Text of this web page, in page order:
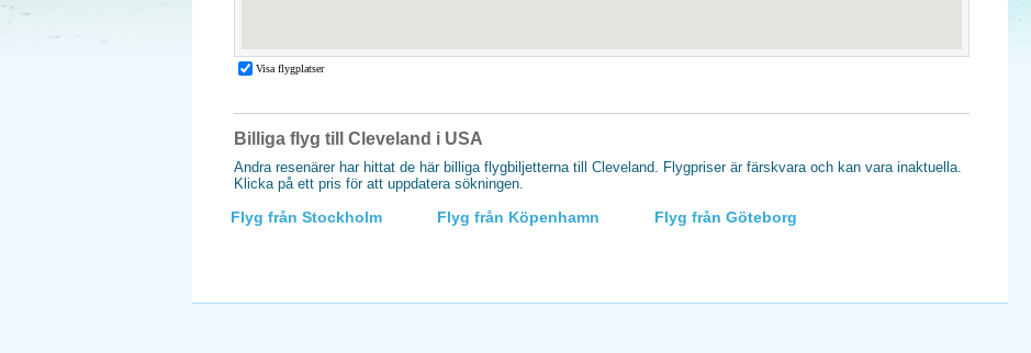
Billiga flyg till Cleveland i USA
Andra resenärer har hittat de här billiga flygbiljetterna till Cleveland. Flygpriser är färskvara och kan vara inaktuella.
Klicka på ett pris för att uppdatera sökningen.
Flyg från Stockholm Flyg från Köpenhamn Flyg från Göteborg